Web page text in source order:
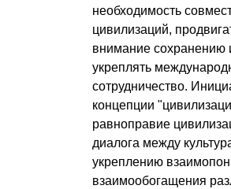
необходимость
цивилизаций,
внимание сохранению
укреплять
сотрудничество.
концепции
равноправие
диалога между
укреплению
взаимообогащения